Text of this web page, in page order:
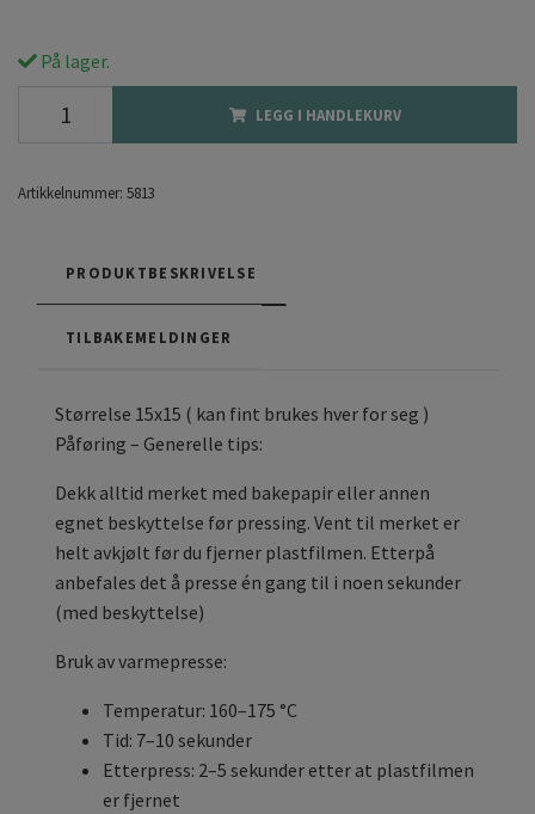
På lager.
LEGG I HANDLEKURV
Artikkelnummer: 5813
PRODUKTBESKRIVELSE
TILBAKEMELDINGER
Størrelse 15x15 ( kan fint brukes hver for seg )
Påføring – Generelle tips:
Dekk alltid merket med bakepapir eller annen
egnet beskyttelse før pressing. Vent til merket er
helt avkjølt før du fjerner plastfilmen. Etterpå
anbefales det å presse én gang til i noen sekunder
(med beskyttelse)
Bruk av varmepresse:
Temperatur: 160–175 °C
Tid: 7–10 sekunder
Etterpress: 2–5 sekunder etter at plastfilmen
er fjernet